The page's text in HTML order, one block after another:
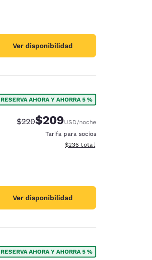
Ver disponibilidad
RESERVA AHORA Y AHORRA 5 %
Precio tachado:
$220Precio con descuento:
$209USD/noche
Tarifa para socios
Ver detalles del total
$236 total
Ver disponibilidad
RESERVA AHORA Y AHORRA 5 %